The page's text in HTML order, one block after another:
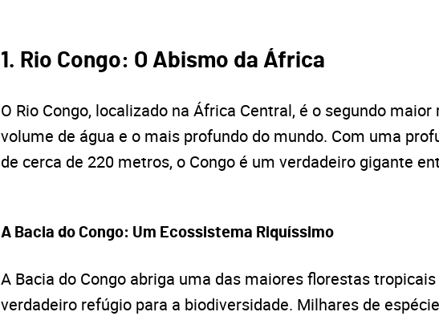
1. Rio Congo: O Abismo da África
O Rio Congo, localizado na África Central, é o segundo
volume de água e o mais profundo do mundo. Com uma
de cerca de 220 metros, o Congo é um verdadeiro gigante
A Bacia do Congo: Um Ecossistema Riquíssimo
A Bacia do Congo abriga uma das maiores florestas
verdadeiro refúgio para a biodiversidade. Milhares de